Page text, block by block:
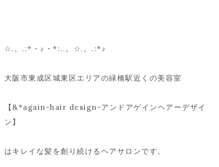
☆.。.:*・♪・*:..。☆.。.:*♪
大阪市東成区城東区エリアの緑橋駅近くの美容室
【&*again-hair design-アンドアゲインヘアーデザイ
ン】
はキレイな髪を創り続けるヘアサロンです。